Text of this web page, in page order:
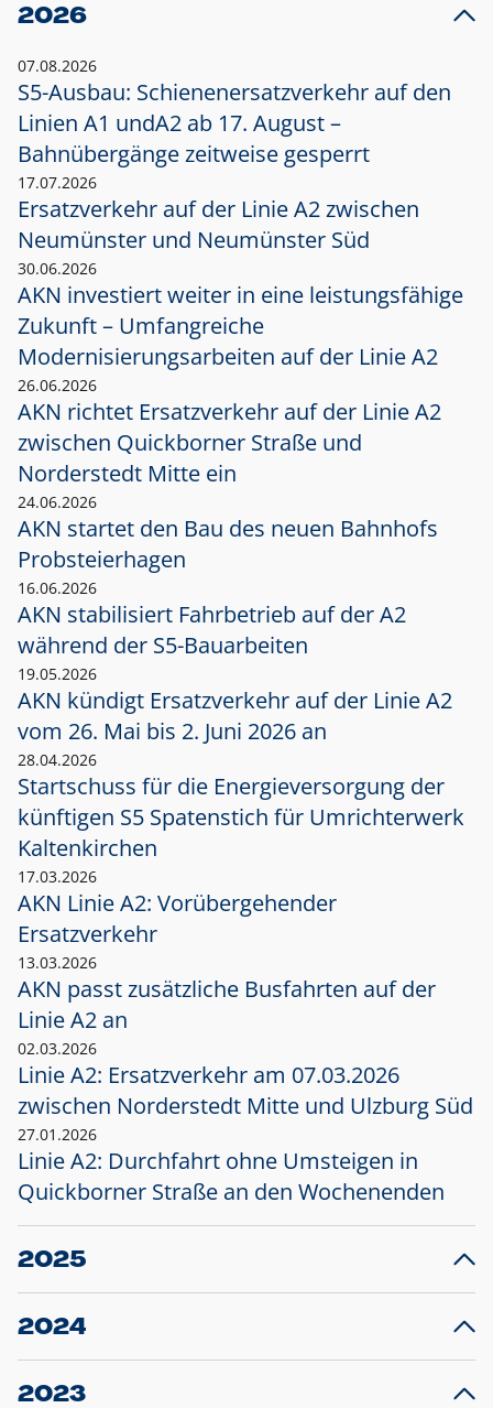
2026
07.08.2026
S5-Ausbau: Schienenersatzverkehr auf den
Linien A1 undA2 ab 17. August –
Bahnübergänge zeitweise gesperrt
17.07.2026
Ersatzverkehr auf der Linie A2 zwischen
Neumünster und Neumünster Süd
30.06.2026
AKN investiert weiter in eine leistungsfähige
Zukunft – Umfangreiche
Modernisierungsarbeiten auf der Linie A2
26.06.2026
AKN richtet Ersatzverkehr auf der Linie A2
zwischen Quickborner Straße und
Norderstedt Mitte ein
24.06.2026
AKN startet den Bau des neuen Bahnhofs
Probsteierhagen
16.06.2026
AKN stabilisiert Fahrbetrieb auf der A2
während der S5-Bauarbeiten
19.05.2026
AKN kündigt Ersatzverkehr auf der Linie A2
vom 26. Mai bis 2. Juni 2026 an
28.04.2026
Startschuss für die Energieversorgung der
künftigen S5 Spatenstich für Umrichterwerk
Kaltenkirchen
17.03.2026
AKN Linie A2: Vorübergehender
Ersatzverkehr
13.03.2026
AKN passt zusätzliche Busfahrten auf der
Linie A2 an
02.03.2026
Linie A2: Ersatzverkehr am 07.03.2026
zwischen Norderstedt Mitte und Ulzburg Süd
27.01.2026
Linie A2: Durchfahrt ohne Umsteigen in
Quickborner Straße an den Wochenenden
2025
23.12.2025
Projekt S5: Start der Bauarbeiten am
2024
10.12.2024
Großprojekt S5: Sperrung der Bahnstraße in
2023